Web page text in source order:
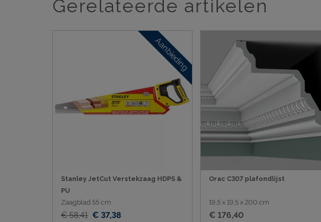
Gerelateerde artikelen
Aanbieding
Stanley JetCut Verstekzaag HDPS &
PU
Zaagblad 55 cm
€ 58,41 € 37,38
Orac C307 plafondlijst
19,5 x 19,5 x 200 cm
€ 176,40